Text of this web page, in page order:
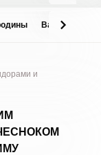
Варенье из
и